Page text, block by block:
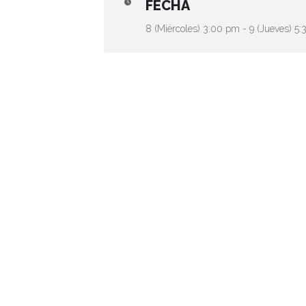
FECHA
8 (Miércoles) 3:00 pm - 9 (Jueves)